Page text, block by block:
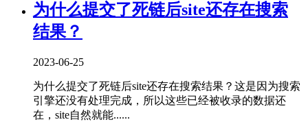
为什么提交了死链后site还存在搜索
结果？
2023-06-25
为什么提交了死链后site还存在搜索结果？这是因为搜索
引擎还没有处理完成，所以这些已经被收录的数据还
在，site自然就能......